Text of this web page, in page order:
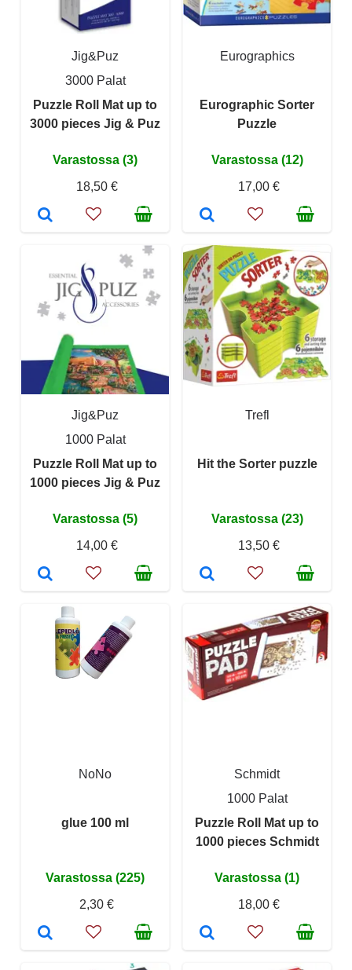
Jig&Puz
3000 Palat
Puzzle Roll Mat up to
3000 pieces Jig & Puz
Varastossa (3)
18,50 €
Eurographics
Eurographic Sorter
Puzzle
Varastossa (12)
17,00 €
Jig&Puz
1000 Palat
Puzzle Roll Mat up to
1000 pieces Jig & Puz
Varastossa (5)
14,00 €
Trefl
Hit the Sorter puzzle
Varastossa (23)
13,50 €
NoNo
glue 100 ml
Varastossa (225)
2,30 €
Schmidt
1000 Palat
Puzzle Roll Mat up to
1000 pieces Schmidt
Varastossa (1)
18,00 €